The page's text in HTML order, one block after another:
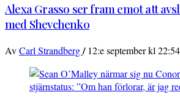
Alexa Grasso ser fram emot att
med Shevchenko
AvCarl Strandberg/ 12:e september kl 22:54